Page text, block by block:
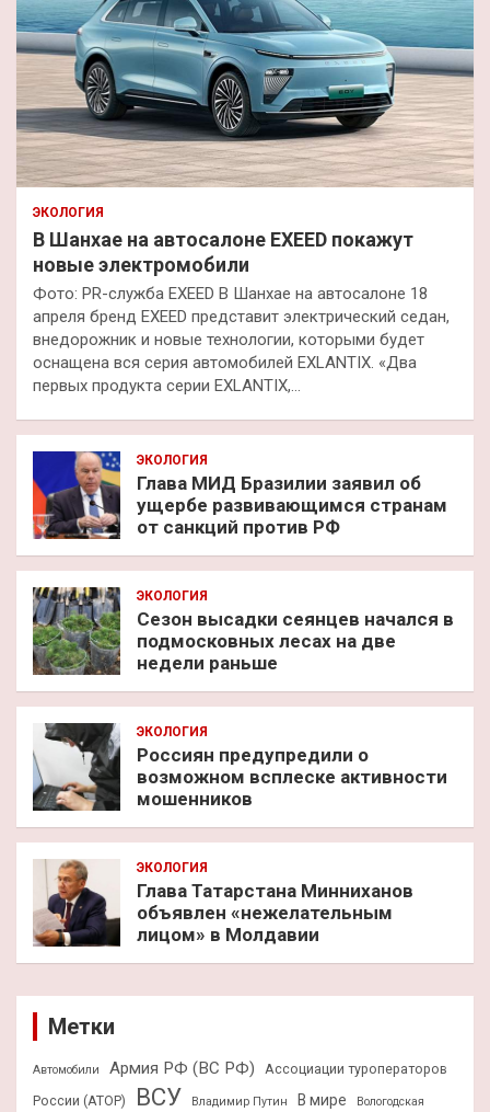
ЭКОЛОГИЯ
В Шанхае на автосалоне EXEED покажут
новые электромобили
Фото: PR-служба EXEED В Шанхае на автосалоне 18
апреля бренд EXEED представит электрический седан,
внедорожник и новые технологии, которыми будет
оснащена вся серия автомобилей EXLANTIX. «Два
первых продукта серии EXLANTIX,…
ЭКОЛОГИЯ
Глава МИД Бразилии заявил об
ущербе развивающимся странам
от санкций против РФ
ЭКОЛОГИЯ
Сезон высадки сеянцев начался в
подмосковных лесах на две
недели раньше
ЭКОЛОГИЯ
Россиян предупредили о
возможном всплеске активности
мошенников
ЭКОЛОГИЯ
Глава Татарстана Минниханов
объявлен «нежелательным
лицом» в Молдавии
Метки
Автомобили Армия РФ (ВС РФ)
Ассоциации туроператоров
России (АТОР)
ВСУ Владимир Путин В мире
Вологодская